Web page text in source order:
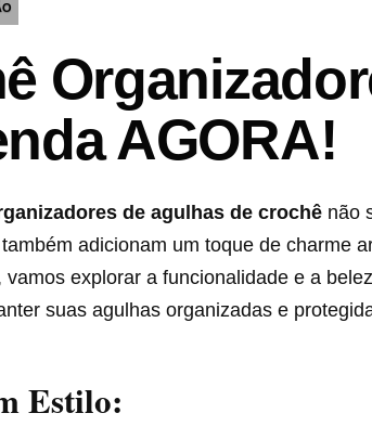
AGORA!
de agulhas de crochê não
adicionam um toque de charme
vamos explorar a funcionalidade e a
suas agulhas organizadas e
Estilo: